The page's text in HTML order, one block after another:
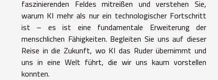
faszinierenden Feldes mitreißen und verstehen Sie,
warum KI mehr als nur ein technologischer Fortschritt
ist – es ist eine fundamentale Erweiterung der
menschlichen Fähigkeiten. Begleiten Sie uns auf dieser
Reise in die Zukunft, wo KI das Ruder übernimmt und
uns in eine Welt führt, die wir uns kaum vorstellen
konnten.